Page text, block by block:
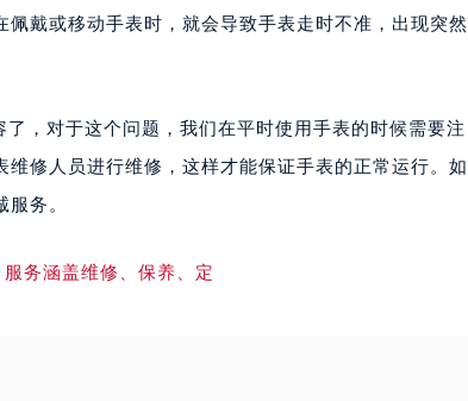
戴或移动手表时，就会导致手表走时不准，出现突然
了，对于这个问题，我们在平时使用手表的时候需要注
维修人员进行维修，这样才能保证手表的正常运行。如
务。